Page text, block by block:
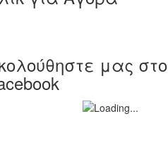
μας στο